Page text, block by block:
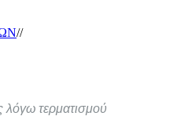
//
τερματισμού